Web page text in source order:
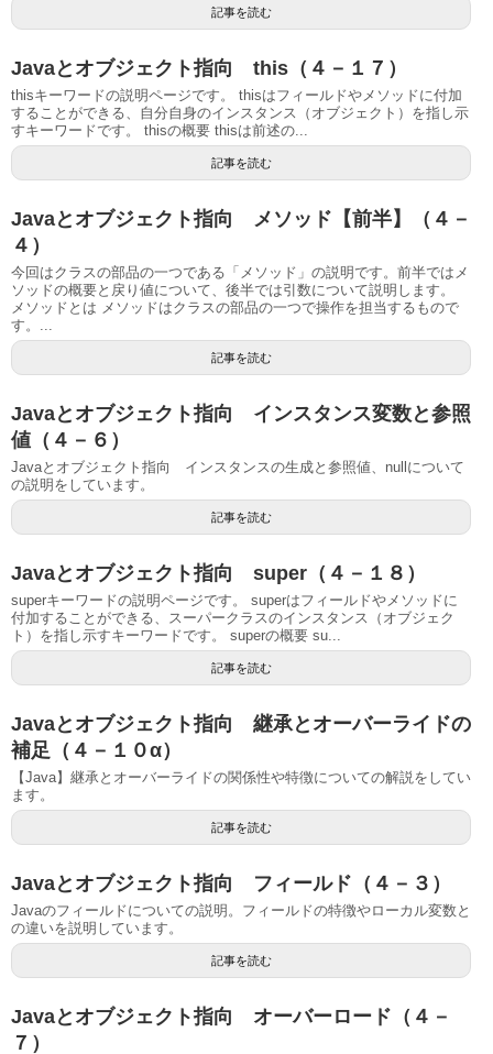
記事を読む
Javaとオブジェクト指向 this（４－１７）
thisキーワードの説明ページです。 thisはフィールドやメソッドに付加
することができる、自分自身のインスタンス（オブジェクト）を指し示
すキーワードです。 thisの概要 thisは前述の...
記事を読む
Javaとオブジェクト指向 メソッド【前半】（４－
４）
今回はクラスの部品の一つである「メソッド」の説明です。前半ではメ
ソッドの概要と戻り値について、後半では引数について説明します。
メソッドとは メソッドはクラスの部品の一つで操作を担当するもので
す。...
記事を読む
Javaとオブジェクト指向 インスタンス変数と参照
値（４－６）
Javaとオブジェクト指向 インスタンスの生成と参照値、nullについて
の説明をしています。
記事を読む
Javaとオブジェクト指向 super（４－１８）
superキーワードの説明ページです。 superはフィールドやメソッドに
付加することができる、スーパークラスのインスタンス（オブジェク
ト）を指し示すキーワードです。 superの概要 su...
記事を読む
Javaとオブジェクト指向 継承とオーバーライドの
補足（４－１０α）
【Java】継承とオーバーライドの関係性や特徴についての解説をしてい
ます。
記事を読む
Javaとオブジェクト指向 フィールド（４－３）
Javaのフィールドについての説明。フィールドの特徴やローカル変数と
の違いを説明しています。
記事を読む
Javaとオブジェクト指向 オーバーロード（４－
７）